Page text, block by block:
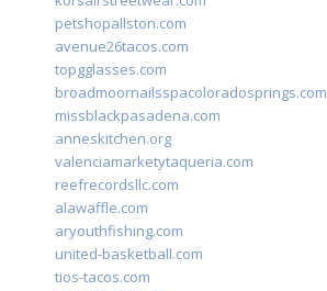
petshopallston.com
avenue26tacos.com
topgglasses.com
broadmoornailsspacoloradosprings.com
missblackpasadena.com
anneskitchen.org
valenciamarketytaqueria.com
reefrecordsllc.com
alawaffle.com
aryouthfishing.com
united-basketball.com
tios-tacos.com